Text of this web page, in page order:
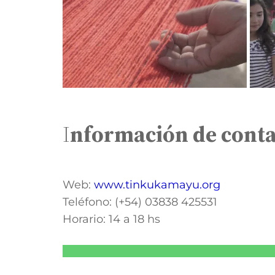
Información de
Web: www.tinkukamayu.org
Teléfono: (+54) 03838 425531
Horario: 14 a 18 hs